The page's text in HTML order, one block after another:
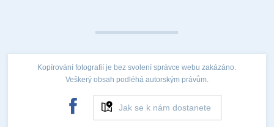
Kopírování fotografií je bez svolení správce webu zakázáno.
Veškerý obsah podléhá autorským právům.
Jak se k nám dostanete